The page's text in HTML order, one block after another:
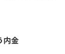
内金